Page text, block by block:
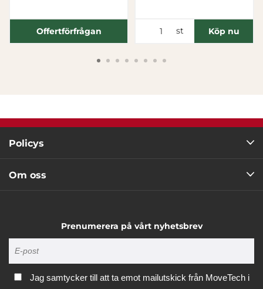
Offertförfrågan st Köp nu
Policys
Om oss
Prenumerera på vårt nyhetsbrev
Jag samtycker till att ta emot mailutskick från MoveTech i